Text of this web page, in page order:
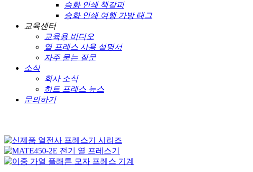
승화 인쇄 책갈피
승화 인쇄 여행 가방 태그
교육센터
교육용 비디오
열 프레스 사용 설명서
자주 묻는 질문
소식
회사 소식
히트 프레스 뉴스
문의하기